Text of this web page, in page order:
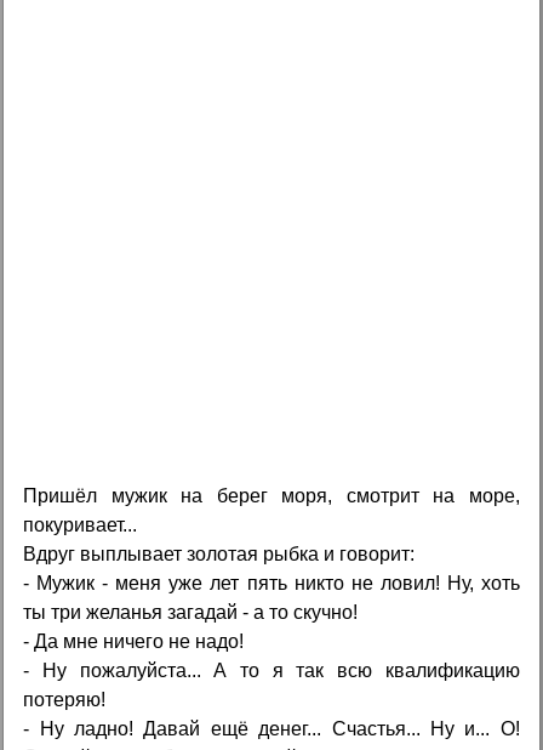
Пришёл мужик на берег моря, смотрит на море,
покуривает...
Вдруг выплывает золотая рыбка и говорит:
- Мужик - меня уже лет пять никто не ловил! Ну, хоть
ты три желанья загадай - а то скучно!
- Да мне ничего не надо!
- Ну пожалуйста... А то я так всю квалификацию
потеряю!
- Ну ладно! Давай ещё денег... Счастья... Ну и... О!